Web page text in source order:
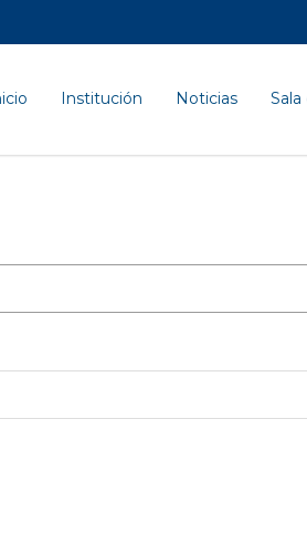
Institución Noticias